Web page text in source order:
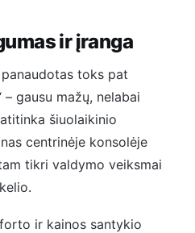
ir įranga
toks pat
– gausu mažų, nelabai
šiuolaikinio
centrinėje konsolėje
tikri valdymo veiksmai
ir kainos santykio